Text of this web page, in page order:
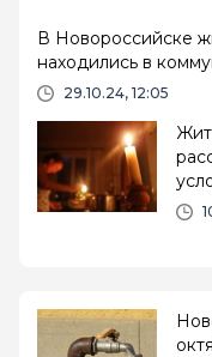
В Новороссийске
находились в
29.10.24, 12:05